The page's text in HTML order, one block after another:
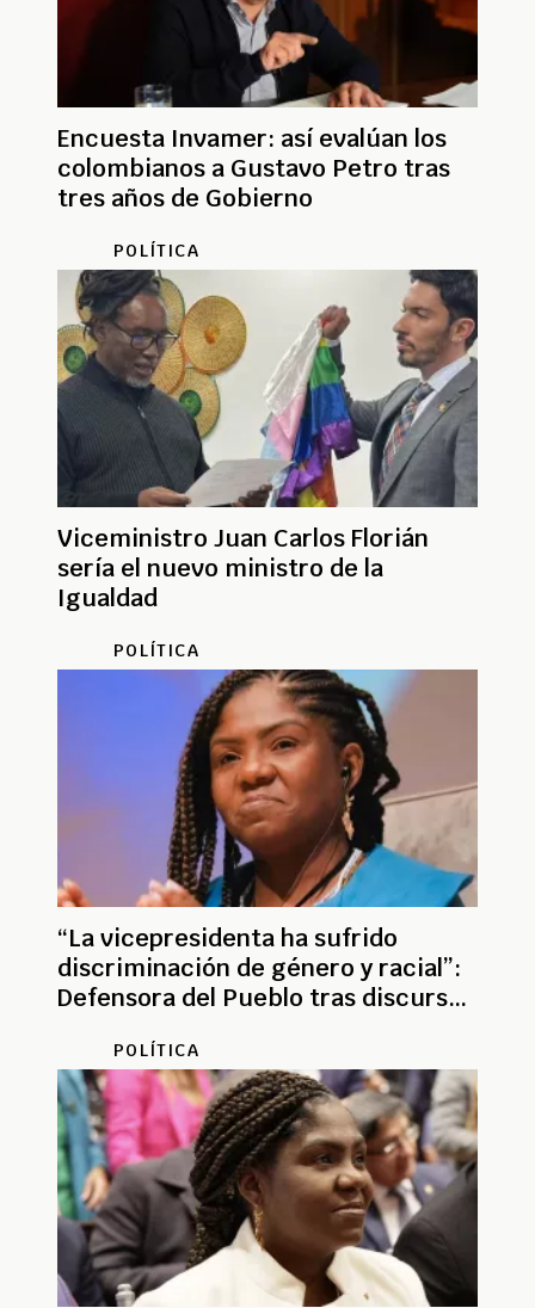
Encuesta Invamer: así evalúan los
colombianos a Gustavo Petro tras
tres años de Gobierno
POLÍTICA
Viceministro Juan Carlos Florián
sería el nuevo ministro de la
Igualdad
POLÍTICA
“La vicepresidenta ha sufrido
discriminación de género y racial”:
Defensora del Pueblo tras discurso
POLÍTICA